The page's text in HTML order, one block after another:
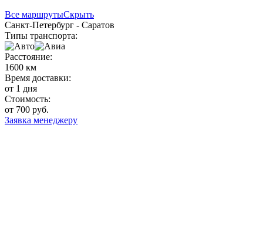
Все маршрутыСкрыть
Санкт-Петербург - Саратов
Типы транспорта:
Расстояние:
1600 км
Время доставки:
от 1 дня
Стоимость:
от 700 руб.
Заявка менеджеру